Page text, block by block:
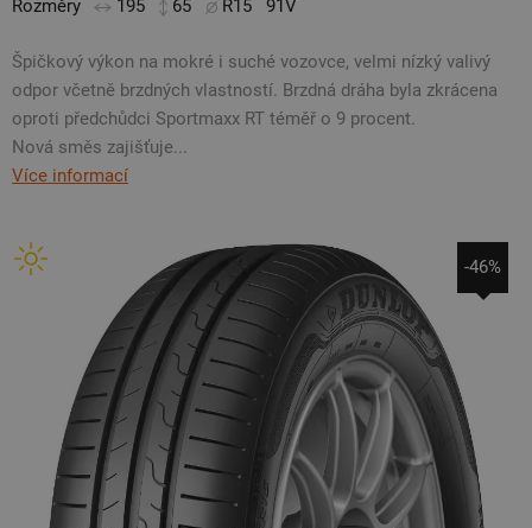
Rozměry 195 65 R15 91V
Špičkový výkon na mokré i suché vozovce, velmi nízký valivý
odpor včetně brzdných vlastností. Brzdná dráha byla zkrácena
oproti předchůdci Sportmaxx RT téměř o 9 procent.
Nová směs zajišťuje...
Více informací
-46%